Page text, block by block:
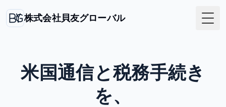
株式会社貝友グローバル
米国通信と税務手続き
を、